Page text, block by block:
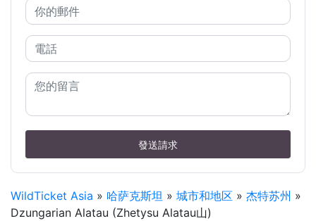
發送請求
WildTicket Asia » 哈萨克斯坦 » 城市和地区 » 杰特苏州 »
Dzungarian Alatau (Zhetysu Alatau山)